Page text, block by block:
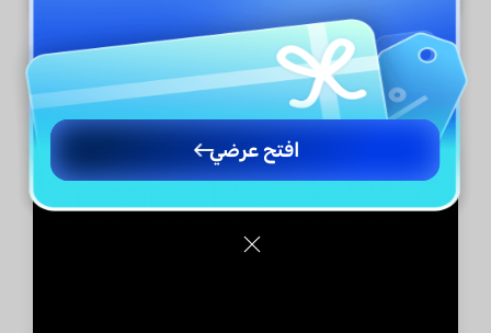
فيديو تعليمي:
افتح عرضي